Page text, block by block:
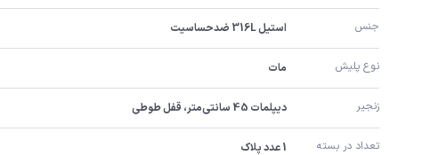
جنس استیل 316L ضدحساسیت
نوع پلیش مات
زنجیر دیپلمات 45 سانتی‌متر، قفل طوطی
تعداد در بسته 1 عدد پلاک